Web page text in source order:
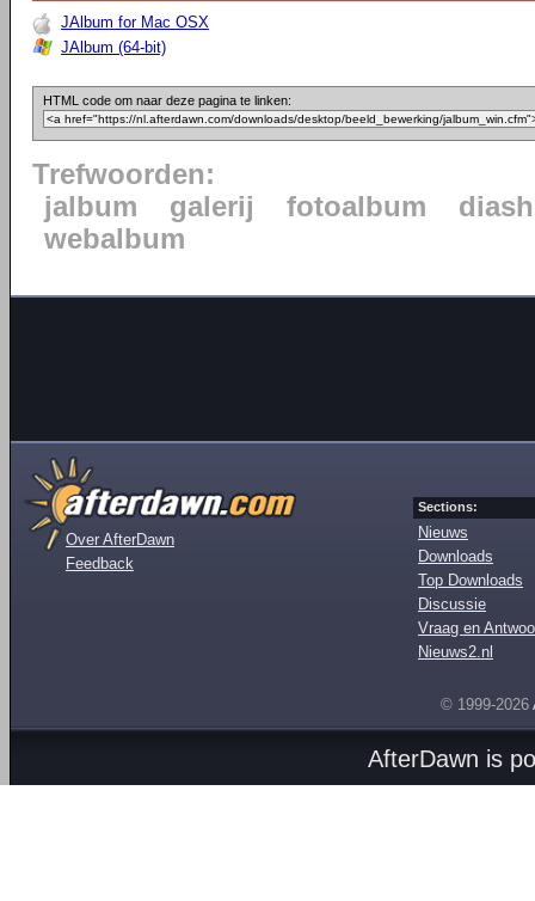
JAlbum for Mac OSX
JAlbum (64-bit)
HTML code om naar deze pagina te linken:
Trefwoorden:
jalbum
galerij fotoalbum
webalbum
Over AfterDawn
Feedback
Sections:
Nieuws
Downloads
Top Downloads
Discussie
Vraag en
Nieuws2.nl
© 1999-2026
AfterDawn is